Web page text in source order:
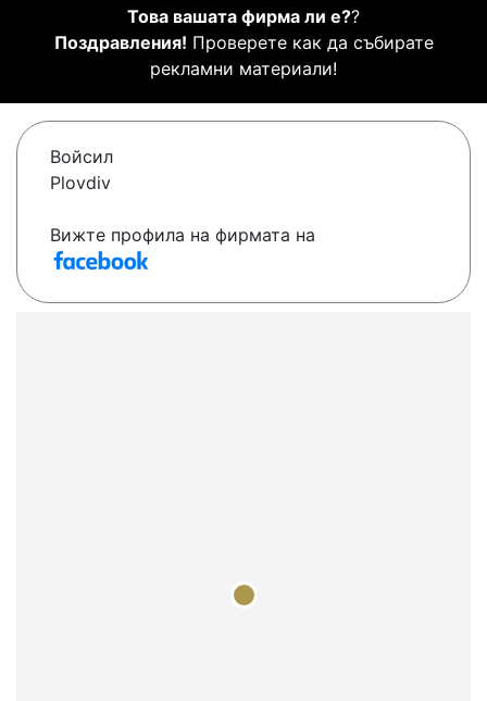
Това вашата фирма ли е??
Поздравления! Проверете как да събирате
рекламни материали!
Войсил
Plovdiv
Вижте профила на фирмата на